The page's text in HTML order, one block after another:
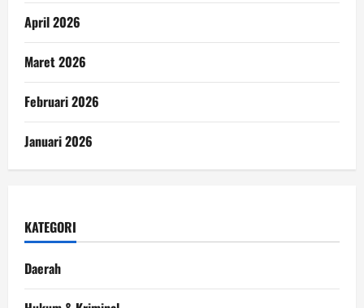
April 2026
Maret 2026
Februari 2026
Januari 2026
KATEGORI
Daerah